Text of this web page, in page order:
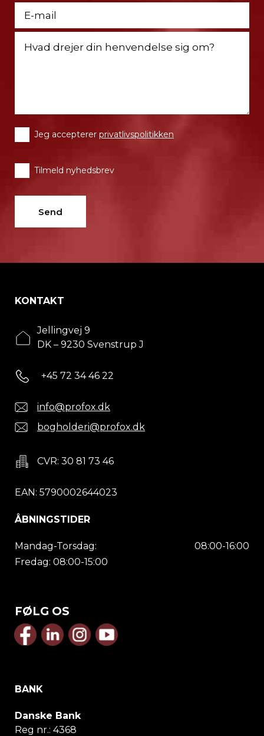
Jeg accepterer privatlivspolitikken
Tilmeld nyhedsbrev
KONTAKT
Jellingvej 9
DK – 9230 Svenstrup J
+45 72 34 46 22
info@profox.dk
bogholderi@profox.dk
CVR: 30 81 73 46
EAN: 5790002644023
ÅBNINGSTIDER
Mandag-Torsdag:
08:00-16:00
Fredag: 08:00-15:00
FØLG OS
BANK
Danske Bank
Reg nr.: 4368